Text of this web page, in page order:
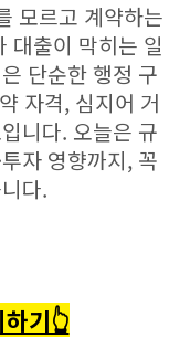
모르고 계약하는
대출이 막히는 일
단순한 행정 구
자격, 심지어 거
니다. 오늘은 규
자 영향까지, 꼭
다.
기👆